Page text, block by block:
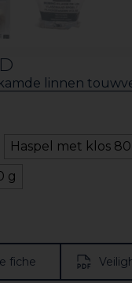
linnen
Haspel met klos
g
fiche